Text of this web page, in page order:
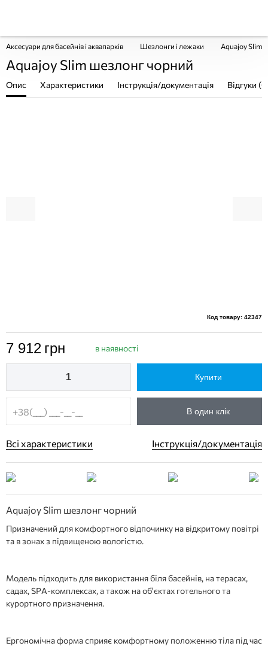
Аксесуари для басейнів і аквапарків Шезлонги і лежаки Aquajoy Slim
Aquajoy Slim шезлонг чорний
Опис Характеристики Інструкція/документація Відгуки
Код товару: 42347
7 912 грн в наявності
Купити
В один клік
Всі характеристики Інструкція/документація
Aquajoy Slim шезлонг чорний
Призначений для комфортного відпочинку на відкритому повітрі
та в зонах з підвищеною вологістю.
Модель підходить для використання біля басейнів, на терасах,
садах, SPA-комплексах, а також на об'єктах готельного та
курортного призначення.
Ергономічна форма сприяє комфортному положенню тіла під час